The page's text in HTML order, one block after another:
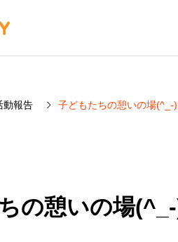
動報告 子どもたちの憩いの場
の憩いの場